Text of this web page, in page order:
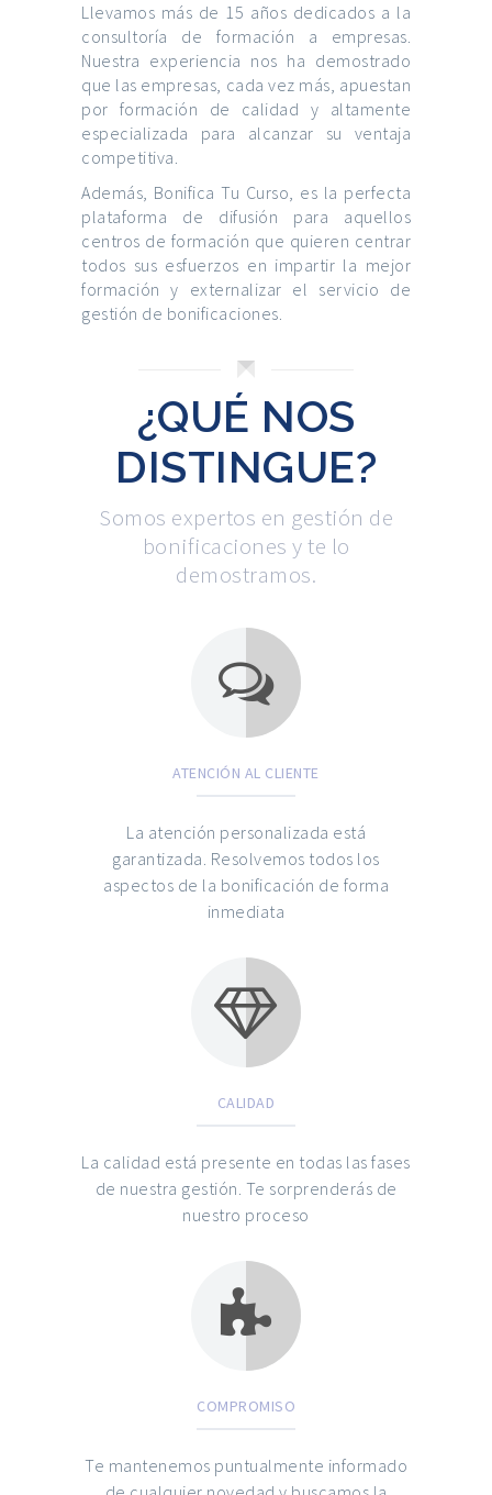
Llevamos más de 15 años dedicados a la
consultoría de formación a empresas.
Nuestra experiencia nos ha demostrado
que las empresas, cada vez más, apuestan
por formación de calidad y altamente
especializada para alcanzar su ventaja
competitiva.
Además, Bonifica Tu Curso, es la perfecta
plataforma de difusión para aquellos
centros de formación que quieren centrar
todos sus esfuerzos en impartir la mejor
formación y externalizar el servicio de
gestión de bonificaciones.
¿QUÉ NOS
DISTINGUE?
Somos expertos en gestión de
bonificaciones y te lo
demostramos.
ATENCIÓN AL CLIENTE
La atención personalizada está
garantizada. Resolvemos todos los
aspectos de la bonificación de forma
inmediata
CALIDAD
La calidad está presente en todas las fases
de nuestra gestión. Te sorprenderás de
nuestro proceso
COMPROMISO
Te mantenemos puntualmente informado